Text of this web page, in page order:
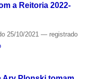
a Reitoria 2022-
25/10/2021 — registrado